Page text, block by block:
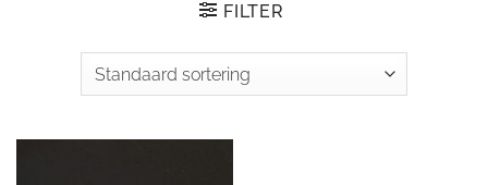
FILTER